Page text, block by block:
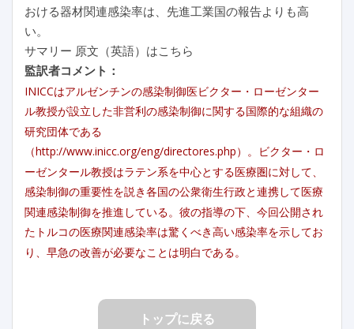
おける器材関連感染率は、先進工業国の報告よりも高
い。
サマリー 原文（英語）はこちら
監訳者コメント：
INICCはアルゼンチンの感染制御医ビクター・ローゼンター
ル教授が設立した非営利の感染制御に関する国際的な組織の
研究団体である
（http://www.inicc.org/eng/directores.php）。ビクター・ロ
ーゼンタール教授はラテン系を中心とする医療圏に対して、
感染制御の重要性を説き各国の公衆衛生行政と連携して医療
関連感染制御を推進している。彼の指導の下、今回公開され
たトルコの医療関連感染率は驚くべき高い感染率を示してお
り、早急の改善が必要なことは明白である。
トップに戻る